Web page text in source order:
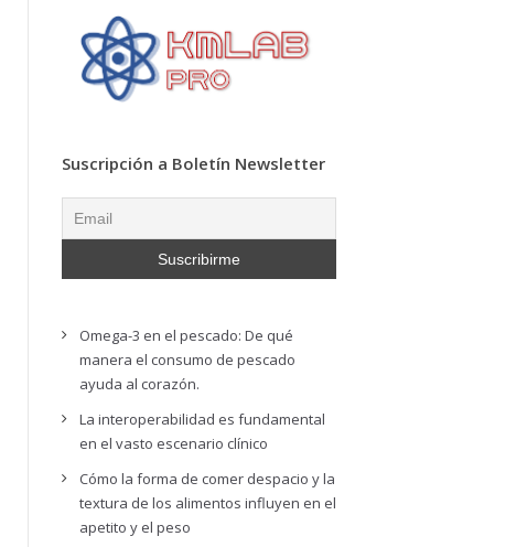
Suscripción a Boletín Newsletter
Omega-3 en el pescado: De qué
manera el consumo de pescado
ayuda al corazón.
La interoperabilidad es fundamental
en el vasto escenario clínico
Cómo la forma de comer despacio y la
textura de los alimentos influyen en el
apetito y el peso